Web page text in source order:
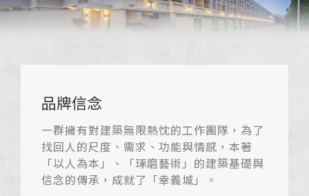
品牌信念
一群擁有對建築無限熱忱的工作團隊，為了
找回人的尺度、需求、功能與情感，本著
「以人為本」、「琢磨藝術」的建築基礎與
信念的傳承，成就了「幸義城」。